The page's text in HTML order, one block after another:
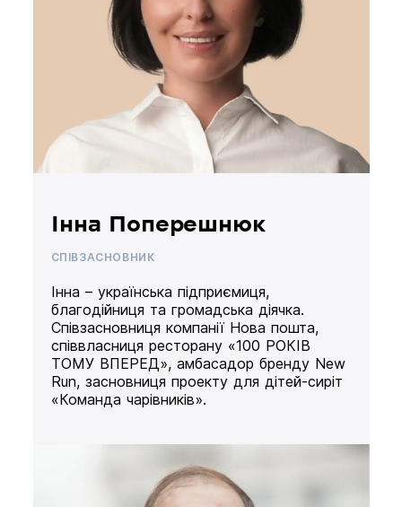
Інна Поперешнюк
СПІВЗАСНОВНИК
Інна – українська підприємиця,
благодійниця та громадська діячка.
Співзасновниця компанії Нова пошта,
співвласниця ресторану «100 РОКІВ
ТОМУ ВПЕРЕД», амбасадор бренду New
Run, засновниця проекту для дітей-сиріт
«Команда чарівників».